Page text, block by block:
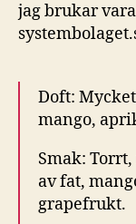
jag brukar vara
Doft:
mango,
Smak:
av fat,
grapefrukt.